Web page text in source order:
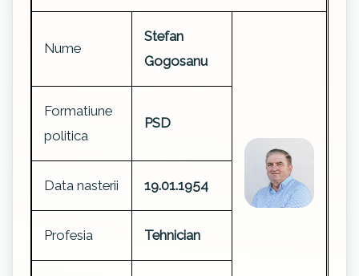
Nume
Stefan
Gogosanu
Formatiune
politica
PSD
Data nasterii 19.01.1954
Profesia Tehnician